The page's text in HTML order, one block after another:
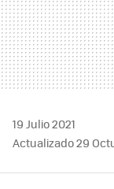
19 Julio 2021
Actualizado 29